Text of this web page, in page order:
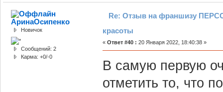
АринаОсипенко
Новичок
Сообщений: 2
Карма: +0/-0
Re: Отзыв на франшизу
красоты
« Ответ #40 : 20 Января 2022, 18:40:38 »
В самую первую
отметить то, что